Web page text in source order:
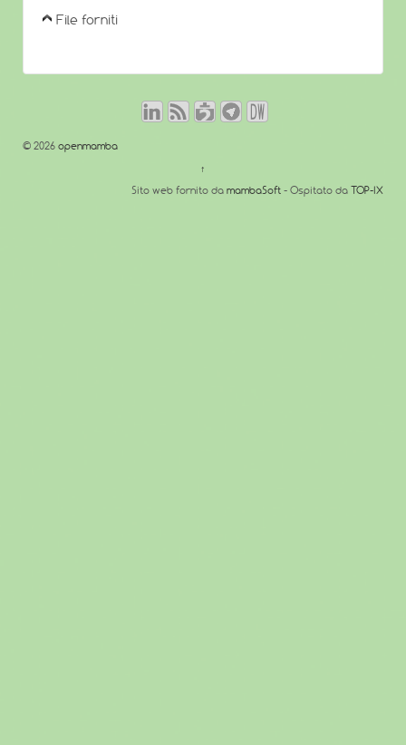
File forniti
© 2026 openmamba
↑
Sito web fornito da mambaSoft - Ospitato da TOP-IX